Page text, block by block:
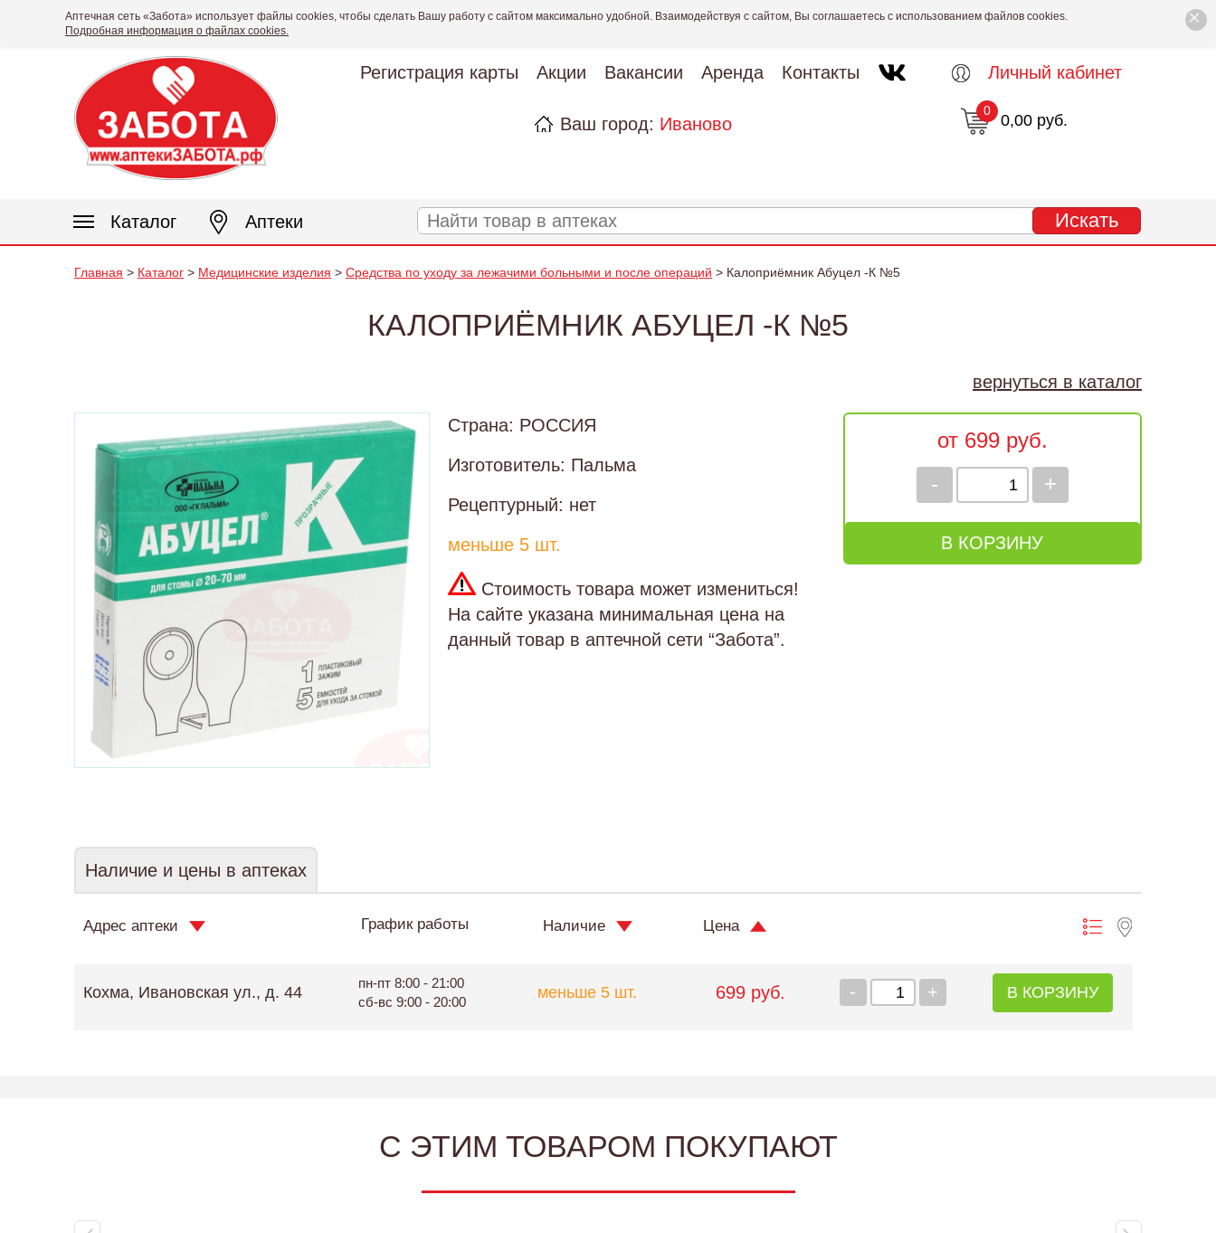
×
Аптечная сеть «Забота» использует файлы cookies, чтобы сделать Вашу работу с сайтом максимально удобной. Взаимодействуя с сайтом, Вы соглашаетесь с использованием файлов cookies.
Подробная информация о файлах cookies.
Регистрация карты Акции Вакансии Аренда Контакты
Ваш город: Иваново
Личный кабинет
0,00 руб.
0
Каталог Аптеки
Главная > Каталог > Медицинские изделия > Средства по уходу за лежачими больными и после операций > Калоприёмник Абуцел -К №5
КАЛОПРИЁМНИК АБУЦЕЛ -К №5
вернуться в каталог
Страна: РОССИЯ
Изготовитель: Пальма
Рецептурный: нет
меньше 5 шт.
Стоимость товара может измениться!
На сайте указана минимальная цена на
данный товар в аптечной сети “Забота”.
от 699 руб.
+
-
В КОРЗИНУ
Наличие и цены в аптеках
Адрес аптеки График работы Наличие Цена
Кохма, Ивановская ул., д. 44
пн-пт 8:00 - 21:00
сб-вс 9:00 - 20:00
меньше 5 шт. 699 руб. +
- В КОРЗИНУ
C ЭТИМ ТОВАРОМ ПОКУПАЮТ